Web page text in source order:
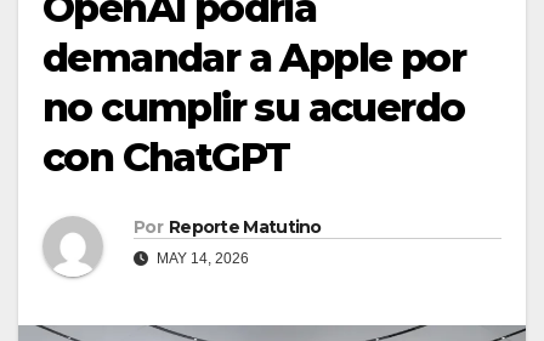
demandar a Apple por
no cumplir su acuerdo
con ChatGPT
Por Reporte Matutino
MAY 14, 2026